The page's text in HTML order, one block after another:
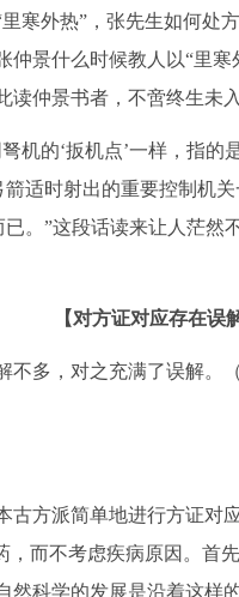
寒外热”，张先生如何处
仲景什么时候教人以“里
仲景书者，不啻终生未
机的‘扳机点’一样，指的
适时射出的重要控制机
已。”这段话读来让人茫
【对方证对应存在误
多，对之充满了误解。
方派简单地进行方证对
，而不考虑疾病原因。首
然科学的发展是沿着这样